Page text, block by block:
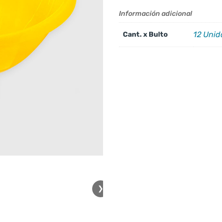
❯
Información adicional
Cant. x Bulto 12